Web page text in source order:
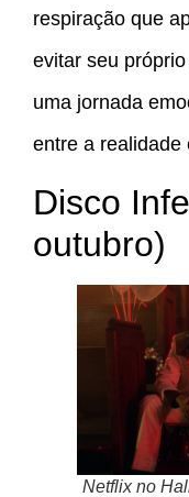
respiração que
evitar seu
uma jornada
entre a realidade
Disco
outubro)
Netflix no